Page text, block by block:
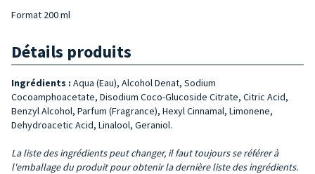
Format 200 ml
Détails produits
Ingrédients : Aqua (Eau), Alcohol Denat, Sodium
Cocoamphoacetate, Disodium Coco-Glucoside Citrate, Citric Acid,
Benzyl Alcohol, Parfum (Fragrance), Hexyl Cinnamal, Limonene,
Dehydroacetic Acid, Linalool, Geraniol.
La liste des ingrédients peut changer, il faut toujours se référer à
l'emballage du produit pour obtenir la dernière liste des ingrédients.